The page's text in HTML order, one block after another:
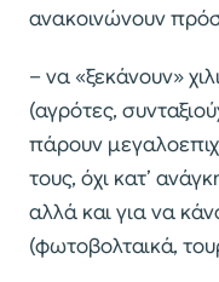
ανακοινώνουν
– να «ξεκάνουν»
(αγρότες,
πάρουν
τους, όχι κατ’
αλλά και για να
(φωτοβολταικά,